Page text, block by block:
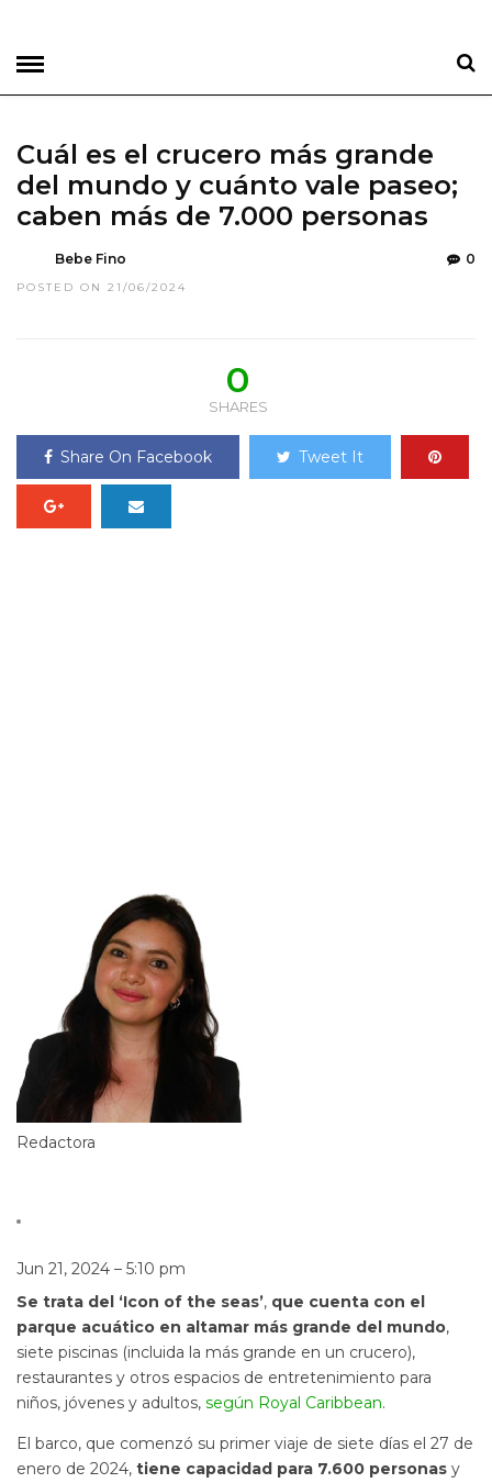
Cuál es el crucero más grande
del mundo y cuánto vale paseo;
caben más de 7.000 personas
Bebe Fino
POSTED ON 21/06/2024
0
0
SHARES
Share On Facebook Tweet It
Redactora
Jun 21, 2024 – 5:10 pm
Se trata del ‘Icon of the seas’, que cuenta con el
parque acuático en altamar más grande del mundo,
siete piscinas (incluida la más grande en un crucero),
restaurantes y otros espacios de entretenimiento para
niños, jóvenes y adultos, según Royal Caribbean.
El barco, que comenzó su primer viaje de siete días el 27 de
enero de 2024, tiene capacidad para 7.600 personas y